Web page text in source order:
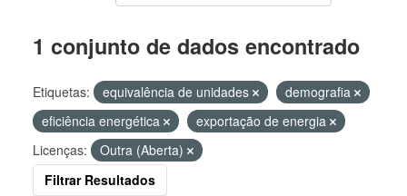
1 conjunto de dados encontrado
Etiquetas: equivalência de unidades
demografia
eficiência energética
exportação de energia
Licenças:
Outra (Aberta)
Filtrar Resultados